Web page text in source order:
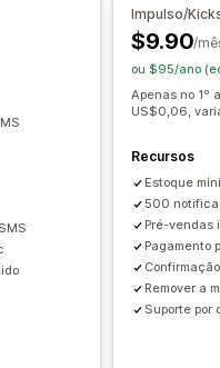
de vendas
Impulso/
$9.90/
ou $95/ano
Apenas no 1º
US$0,06,
Recursos
Estoque
500
Pré-vendas
Pagamento
Remover a
Suporte por